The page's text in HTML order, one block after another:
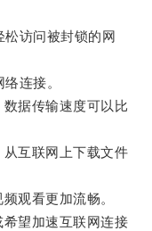
访问被封锁的网
连接。
据传输速度可以比
互联网上下载文件
观看更加流畅。
望加速互联网连接